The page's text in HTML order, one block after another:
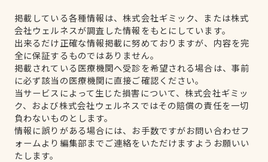
掲載している各種情報は、株式会社ギミック、または株式
会社ウェルネスが調査した情報をもとにしています。
出来るだけ正確な情報掲載に努めておりますが、内容を完
全に保証するものではありません。
掲載されている医療機関へ受診を希望される場合は、事前
に必ず該当の医療機関に直接ご確認ください。
当サービスによって生じた損害について、株式会社ギミッ
ク、および株式会社ウェルネスではその賠償の責任を一切
負わないものとします。
情報に誤りがある場合には、お手数ですがお問い合わせフ
ォームより編集部までご連絡をいただけますようお願いい
たします。